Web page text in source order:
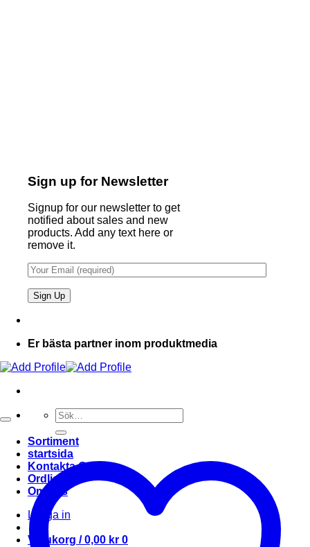
Sign up for Newsletter
Signup for our newsletter to get
notified about sales and new
products. Add any text here or
remove it.
Er bästa partner inom produktmedia
Sök
efter:
Sortiment
startsida
Kontakta Oss
Ordlista
Om oss
Logga in
Varukorg /0,00 kr 0